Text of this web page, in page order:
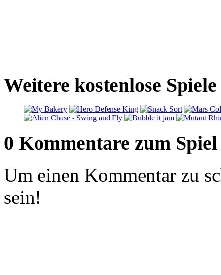
Weitere kostenlose
0 Kommentare zum Spiel
Um einen Kommentar zu
sein!